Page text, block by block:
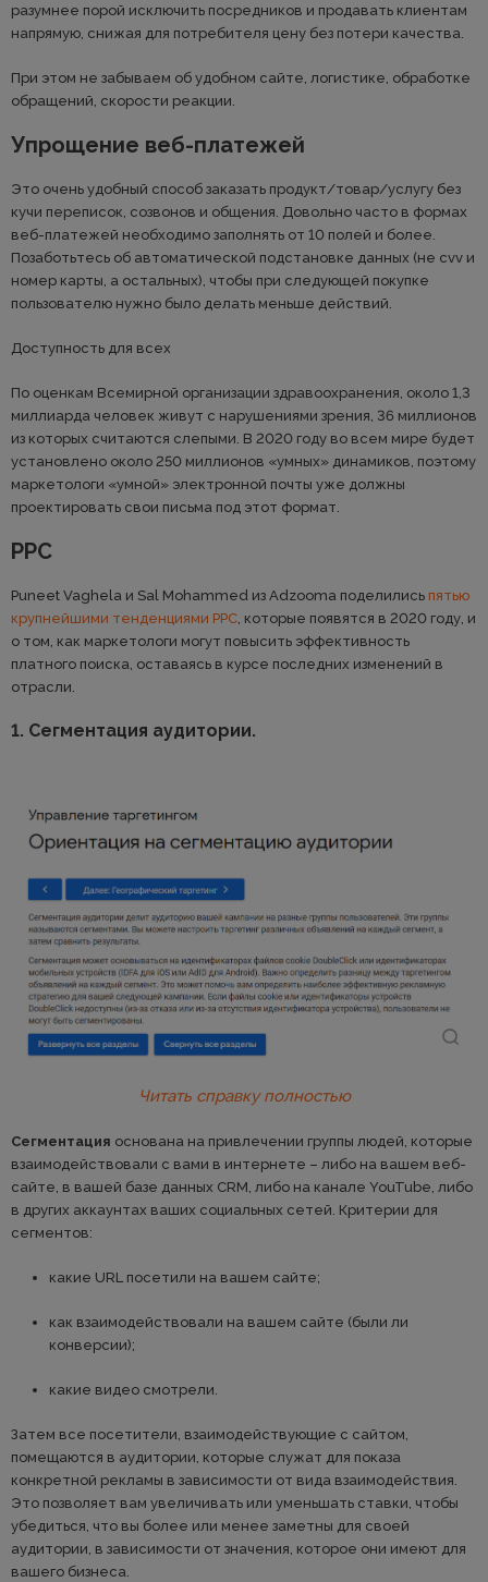
разумнее порой исключить посредников и продавать клиентам
напрямую, снижая для потребителя цену без потери качества.
При этом не забываем об удобном сайте, логистике, обработке
обращений, скорости реакции.
Упрощение веб-платежей
Это очень удобный способ заказать продукт/товар/услугу без
кучи переписок, созвонов и общения. Довольно часто в формах
веб-платежей необходимо заполнять от 10 полей и более.
Позаботьтесь об автоматической подстановке данных (не cvv и
номер карты, а остальных), чтобы при следующей покупке
пользователю нужно было делать меньше действий.
Доступность для всех
По оценкам Всемирной организации здравоохранения, около 1,3
миллиарда человек живут с нарушениями зрения, 36 миллионов
из которых считаются слепыми. В 2020 году во всем мире будет
установлено около 250 миллионов «умных» динамиков, поэтому
маркетологи «умной» электронной почты уже должны
проектировать свои письма под этот формат.
PPC
Puneet Vaghela и Sal Mohammed из Adzooma поделились пятью
крупнейшими тенденциями PPC, которые появятся в 2020 году, и
о том, как маркетологи могут повысить эффективность
платного поиска, оставаясь в курсе последних изменений в
отрасли.
1. Сегментация аудитории.
Читать справку полностью
Сегментация основана на привлечении группы людей, которые
взаимодействовали с вами в интернете – либо на вашем веб-
сайте, в вашей базе данных CRM, либо на канале YouTube, либо
в других аккаунтах ваших социальных сетей. Критерии для
сегментов:
какие URL посетили на вашем сайте;
как взаимодействовали на вашем сайте (были ли
конверсии);
какие видео смотрели.
Затем все посетители, взаимодействующие с сайтом,
помещаются в аудитории, которые служат для показа
конкретной рекламы в зависимости от вида взаимодействия.
Это позволяет вам увеличивать или уменьшать ставки, чтобы
убедиться, что вы более или менее заметны для своей
аудитории, в зависимости от значения, которое они имеют для
вашего бизнеса.